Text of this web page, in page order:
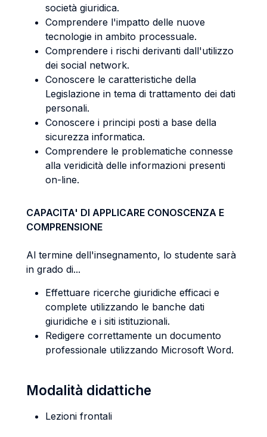
società giuridica.
Comprendere l'impatto delle nuove
tecnologie in ambito processuale.
Comprendere i rischi derivanti dall'utilizzo
dei social network.
Conoscere le caratteristiche della
Legislazione in tema di trattamento dei dati
personali.
Conoscere i principi posti a base della
sicurezza informatica.
Comprendere le problematiche connesse
alla veridicità delle informazioni presenti
on-line.
CAPACITA' DI APPLICARE CONOSCENZA E
COMPRENSIONE
Al termine dell'insegnamento, lo studente sarà
in grado di...
Effettuare ricerche giuridiche efficaci e
complete utilizzando le banche dati
giuridiche e i siti istituzionali.
Redigere correttamente un documento
professionale utilizzando Microsoft Word.
Modalità didattiche
Lezioni frontali